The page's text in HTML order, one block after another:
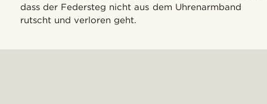
dass der Federsteg nicht aus dem Uhrenarmband
rutscht und verloren geht.